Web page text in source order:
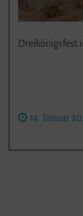
Dreikönigsfest
14. Januar